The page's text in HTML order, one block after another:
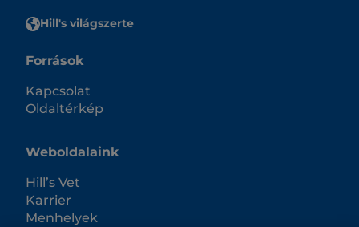
Hill's világszerte
Források
Kapcsolat
Oldaltérkép
Weboldalaink
Hill’s Vet
Karrier
Menhelyek